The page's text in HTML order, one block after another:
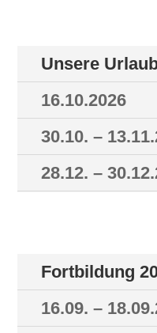
Unsere
16.10.2026
30.10. –
28.12. –
Fortbildung
16.09. –